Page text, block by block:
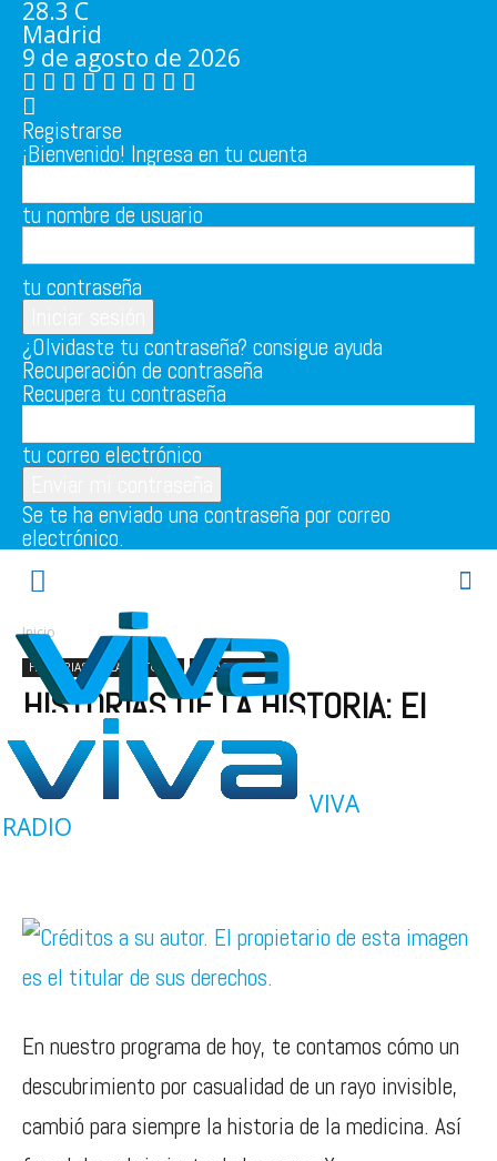
28.3 C
Madrid
9 de agosto de 2026
Registrarse
¡Bienvenido! Ingresa en tu cuenta
tu nombre de usuario
tu contraseña
¿Olvidaste tu contraseña? consigue ayuda
Recuperación de contraseña
Recupera tu contraseña
tu correo electrónico
Se te ha enviado una contraseña por correo
electrónico.
VIVA
RADIO
Inicio
HISTORIAS DE LA HISTORIA PROGRAMAS
HISTORIAS DE LA HISTORIA: El
rayo invisible
27 de febrero de 2015
En nuestro programa de hoy, te contamos cómo un
descubrimiento por casualidad de un rayo invisible,
cambió para siempre la historia de la medicina. Así